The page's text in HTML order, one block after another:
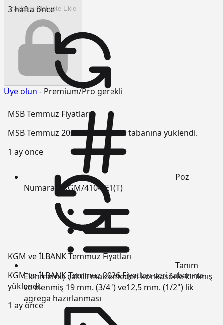
3 hafta önce
MSB Temmuz Fiyatları
MSB Temmuz 2026 Fiyatları veri tabanına yüklendi.
1 ay önce
KGM ve İLBANK Temmuz Fiyatları
KGM ve İLBANK Temmuz 2026 Fiyatları veri tabanına
yüklendi.
1 ay önce
Yaklaşık Maliyete Ekle
Üye olun - Premium/Pro gerekli
Poz
Numarası
KGM/4104-E1(T)
Tanım
Elenmemiş çakıllı malzemeden konkasörle kırılmış
ve elenmiş 19 mm. (3/4") ve12,5 mm. (1/2") lik
agrega hazırlanması